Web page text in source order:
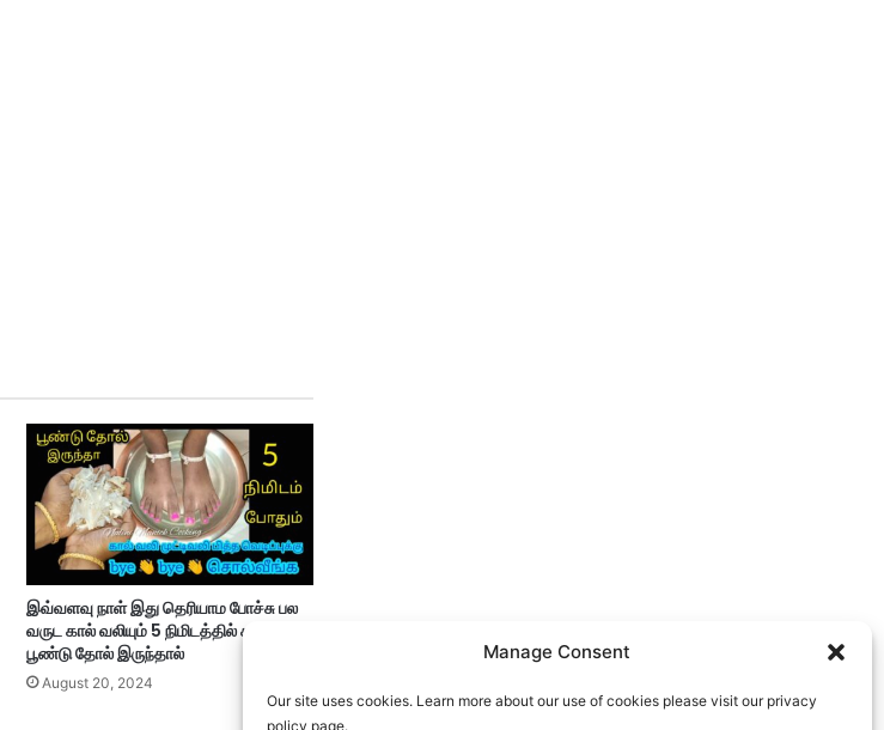
Manage Consent
Our site uses cookies. Learn more about our use of cookies please visit our privacy
policy page.
இவ்வளவு நாள் இது தெரியாம போச்சு பல
வருட கால் வலியும் 5 நிமிடத்தில் சரியாகும்
பூண்டு தோல் இருந்தால்
August 20, 2024